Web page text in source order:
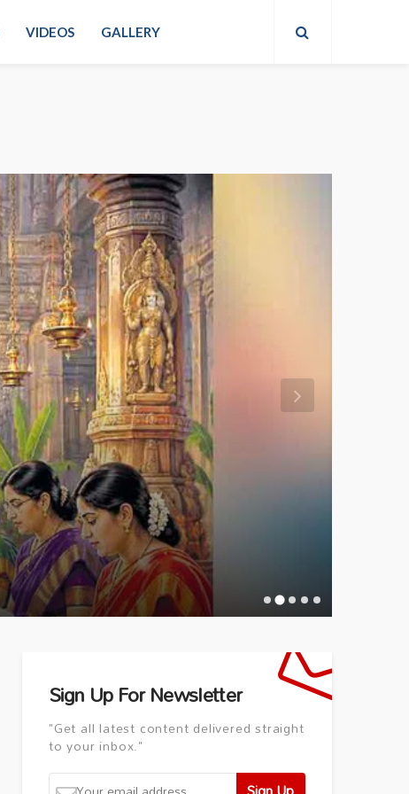
VIDEOS GALLERY
Sign Up For Newsletter
"Get all latest content delivered straight
to your inbox."